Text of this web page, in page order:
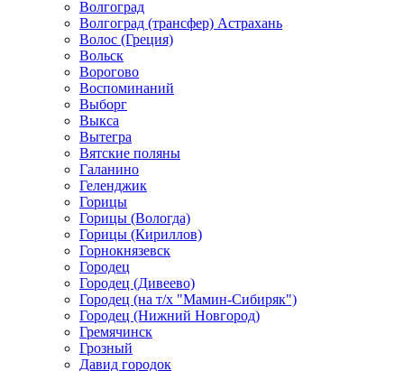
Волгоград
Волгоград (трансфер) Астрахань
Волос (Греция)
Вольск
Ворогово
Воспоминаний
Выборг
Выкса
Вытегра
Вятские поляны
Галанино
Геленджик
Горицы
Горицы (Вологда)
Горицы (Кириллов)
Горнокнязевск
Городец
Городец (Дивеево)
Городец (на т/х "Мамин-Сибиряк")
Городец (Нижний Новгород)
Гремячинск
Грозный
Давид городок